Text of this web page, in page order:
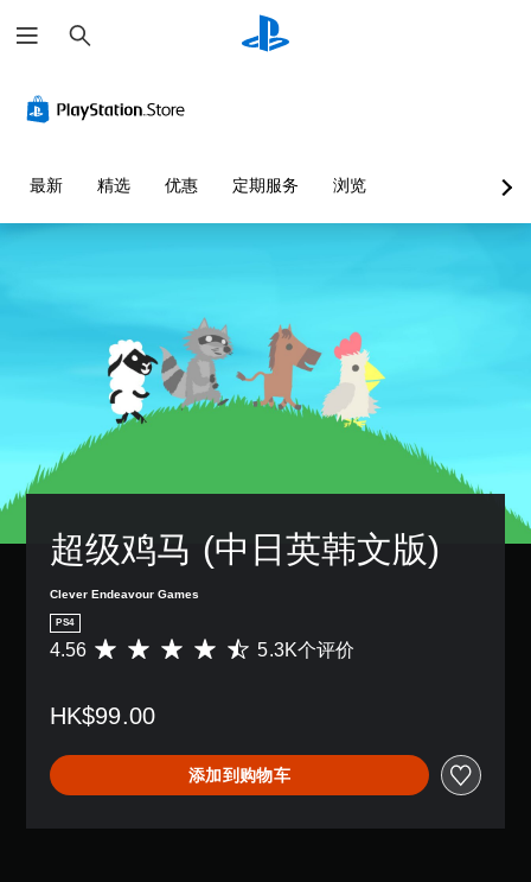
索
最新 精选 优惠 定期服务 浏览
超级鸡马 (中日英韩文版)
Clever Endeavour Games
PS4
平
价
.
5
4.56 5.3K个评价
HK$99.00
添加到购物车